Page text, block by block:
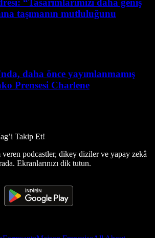
taşımanın mutluluğunu
daha önce yayımlanmamış
Prensesi Charlene
Takip Et!
veren podcastler, dikey diziler ve yapay zekâ
Ekranlarınızı dik tutun.